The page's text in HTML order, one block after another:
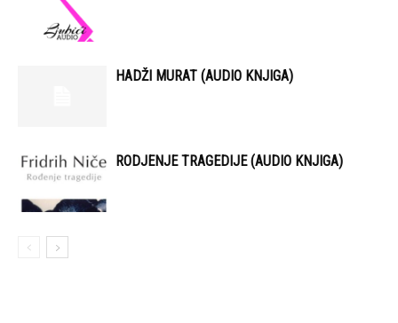
HADŽI MURAT (AUDIO KNJIGA)
RODJENJE TRAGEDIJE (AUDIO KNJIGA)